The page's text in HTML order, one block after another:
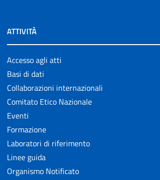
ATTIVITÀ
Accesso agli atti
Basi di dati
Collaborazioni internazionali
Comitato Etico Nazionale
Eventi
Formazione
Laboratori di riferimento
Linee guida
Organismo Notificato